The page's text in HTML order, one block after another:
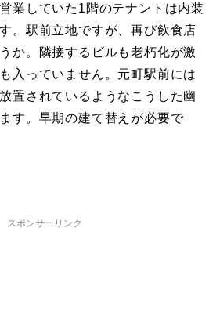
業していた1階のテナントは内装
。駅前立地ですが、再び飲食店
か。隣接するビルも老朽化が激
入っていません。元町駅前には
置されているようなこうした幽
す。早期の建て替えが必要で
スポンサーリンク